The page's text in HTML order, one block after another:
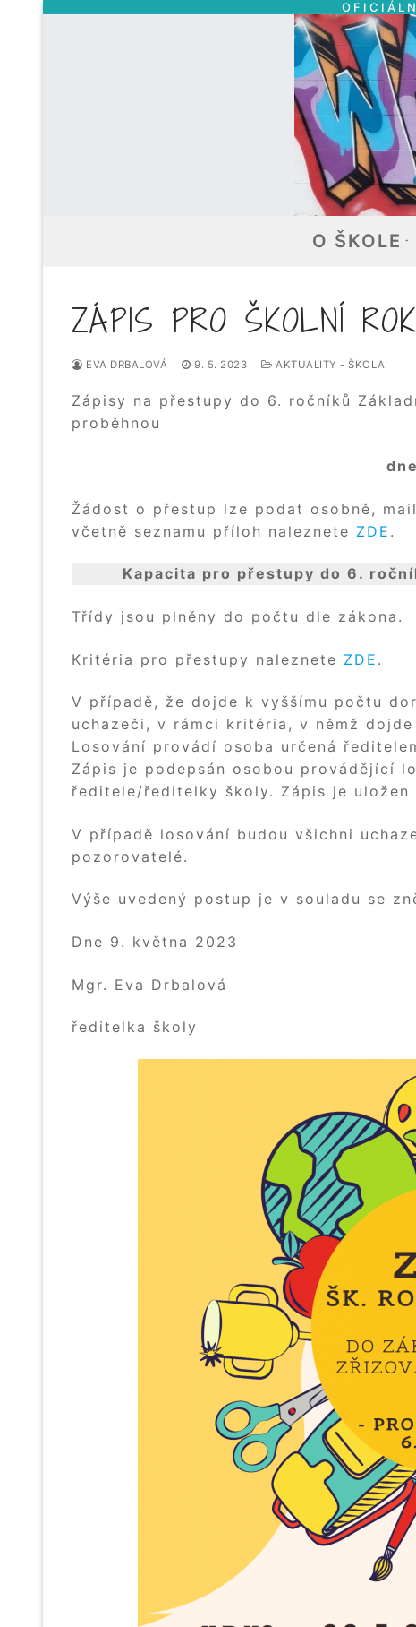
Přeskočit
O ŠKOLE
ZÁPIS PRO ŠKOLNÍ
EVA DRBALOVÁ 9. 5. 2023 AKTUALITY - ŠKOLA
Zápisy na přestupy do 6. ročníků
proběhnou
Žádost o přestup lze podat osobně,
včetně seznamu příloh naleznete ZDE .
Kapacita pro přestupy do 6.
Třídy jsou plněny do počtu dle zákona.
Kritéria pro přestupy naleznete ZDE .
V případě, že dojde k vyššímu počtu
uchazeči, v rámci kritéria, v němž
Losování provádí osoba určená
Zápis je podepsán osobou provádějící
ředitele/ředitelky školy. Zápis je uložen
V případě losování budou všichni
pozorovatelé.
Výše uvedený postup je v souladu se
Dne 9. května 2023
Mgr. Eva Drbalová
ředitelka školy